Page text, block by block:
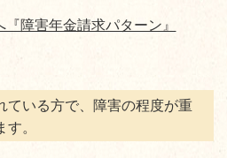
障害年金請求パターン』
ている方で、障害の程度が重
。